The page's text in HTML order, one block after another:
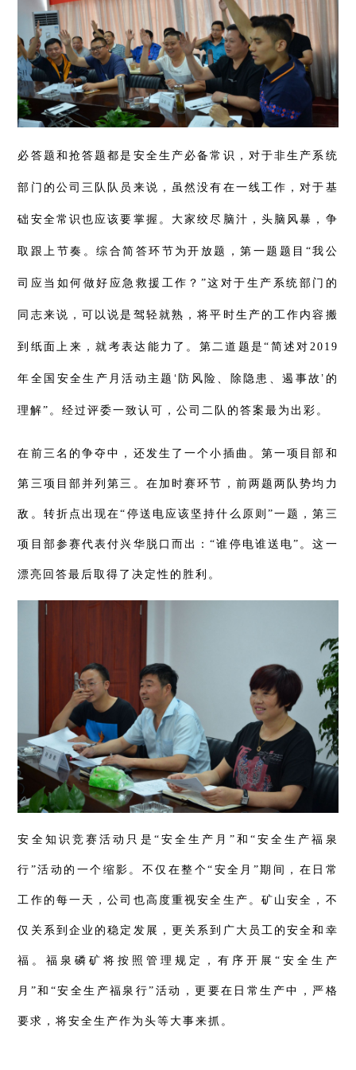
必答题和抢答题都是安全生产必备常识，对于非生产系统
部门的公司三队队员来说，虽然没有在一线工作，对于基
础安全常识也应该要掌握。大家绞尽脑汁，头脑风暴，争
取跟上节奏。综合简答环节为开放题，第一题题目“我公
司应当如何做好应急救援工作？”这对于生产系统部门的
同志来说，可以说是 驾轻就熟 ，将平时生产的工作内容搬
到纸面上来，就考表达能力了。第二道题是“简述对2019
年全国安全生产月活动主题 ‘防风险、除隐患、遏事故’ 的
理解”。经过评委一致认可，公司二队的答案最为出彩。
在前三名的争夺中，还发生了一个小插曲。 第一项目部和
第三项目部并列第三。在加时赛环节，前两题两队势均力
敌。转折点出现在“停送电应该坚持什么原则”一题，第三
项目部参赛代表付兴华脱口而出：“谁停电谁送电”。这一
漂亮回答最后取得了决定性的胜利。
安全知识竞赛活动只是“安全生产月”和“安全生产福泉
行”活动的一个缩影。不仅在整个“安全月”期间，在日常
工作的每一天，公司也高度重视安全生产。矿山安全，不
仅关系到企业的稳定发展，更关系到广大员工的安全和幸
福。福泉磷矿将按照管理规定，有序开展“安全生产
月”和“安全生产福泉行”活动，更要在日常生产中，严格
要求，将安全生产作为头等大事来抓。